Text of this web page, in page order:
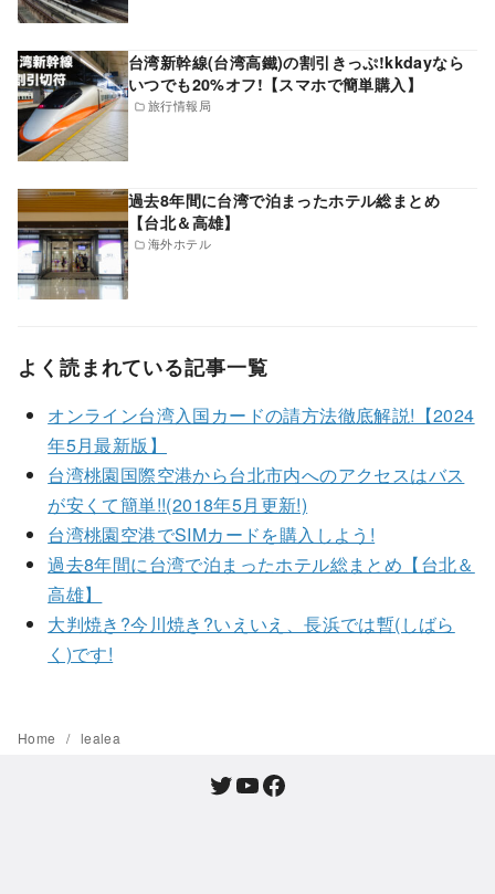
旅行情報局
台湾新幹線(台湾高鐵)の割引きっぷ!kkdayなら
いつでも20%オフ!【スマホで簡単購入】
海外ホテル
過去8年間に台湾で泊まったホテル総まとめ
【台北＆高雄】
よく読まれている記事一覧
オンライン台湾入国カードの請方法徹底解説!【2024
年5月最新版】
台湾桃園国際空港から台北市内へのアクセスはバス
が安くて簡単!!(2018年5月更新!)
台湾桃園空港でSIMカードを購入しよう!
過去8年間に台湾で泊まったホテル総まとめ【台北＆
高雄】
大判焼き?今川焼き?いえいえ、長浜では暫(しばら
く)です!
Home lealea
Twitter YouTube Facebook